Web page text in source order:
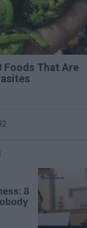
Foods That Are